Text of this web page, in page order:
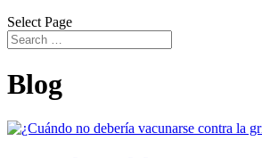
Select Page
Blog